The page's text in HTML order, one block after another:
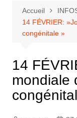
Accueil
14 FÉVRIER:
congénitale »
14
mondiale